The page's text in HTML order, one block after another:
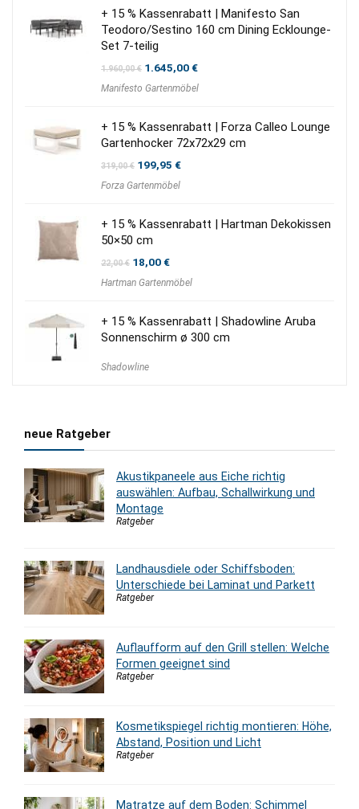
+ 15 % Kassenrabatt | Manifesto San
Teodoro/Sestino 160 cm Dining Ecklounge-
Set 7-teilig
1.960,00€ Ursprünglicher
war:
1.645,00€Aktueller
ist:
Manifesto Gartenmöbel
+ 15 % Kassenrabatt | Forza Calleo Lounge
Gartenhocker 72x72x29 cm
319,00€ Ursprünglicher
war:
199,95 €Aktueller
Forza Gartenmöbel
+ 15 % Kassenrabatt | Hartman Dekokissen
50×50 cm
22,00€ Ursprünglicher
war:
18,00€Aktueller
ist:
Hartman Gartenmöbel
+ 15 % Kassenrabatt | Shadowline Aruba
Sonnenschirm ø 300 cm
Shadowline
neue Ratgeber
Akustikpaneele aus Eiche richtig
auswählen: Aufbau, Schallwirkung und
Montage
Ratgeber
Landhausdiele oder Schiffsboden:
Unterschiede bei Laminat und Parkett
Ratgeber
Auflaufform auf den Grill stellen: Welche
Formen geeignet sind
Ratgeber
Kosmetikspiegel richtig montieren: Höhe,
Abstand, Position und Licht
Ratgeber
Matratze auf dem Boden: Schimmel